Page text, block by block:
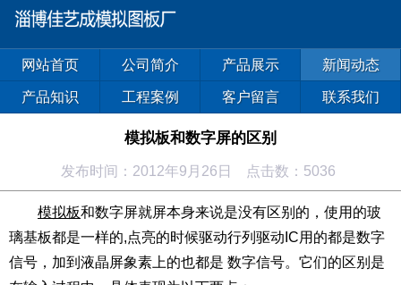
网站首页 公司简介 产品展示 新闻动态
产品知识 工程案例 客户留言 联系我们
模拟板和数字屏的区别
发布时间：2012年9月26日 点击数：5036
模拟板和数字屏就屏本身来说是没有区别的，使用的玻
璃基板都是一样的,点亮的时候驱动行列驱动IC用的都是数字
信号，加到液晶屏象素上的也都是 数字信号。它们的区别是